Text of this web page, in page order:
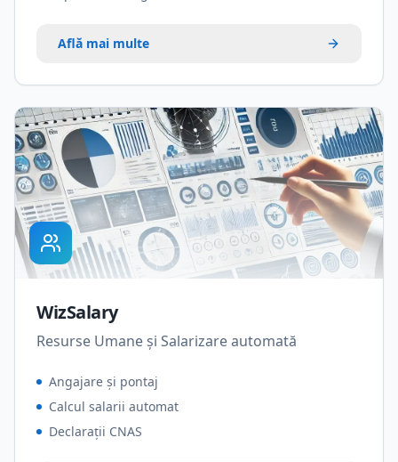
Află mai multe
WizSalary
Resurse Umane și Salarizare automată
Angajare și pontaj
Calcul salarii automat
Declarații CNAS